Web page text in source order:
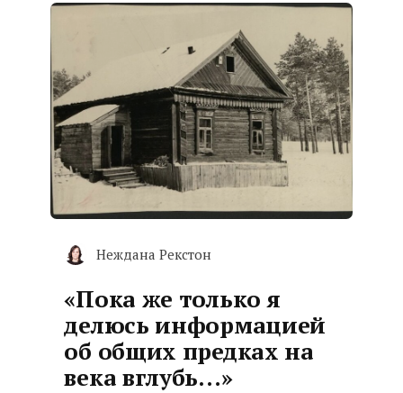
Неждана Рекстон
«Пока же только я
делюсь информацией
об общих предках на
века вглубь…»